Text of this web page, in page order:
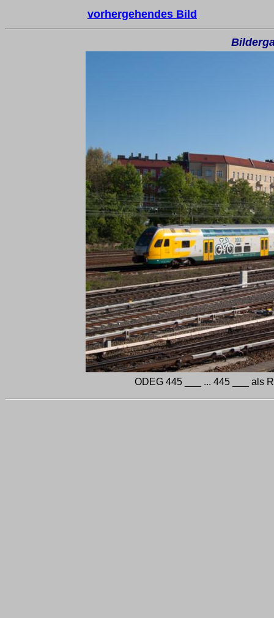
vorhergehendes Bild
ODEG 445 ___ ... 445 ___ als